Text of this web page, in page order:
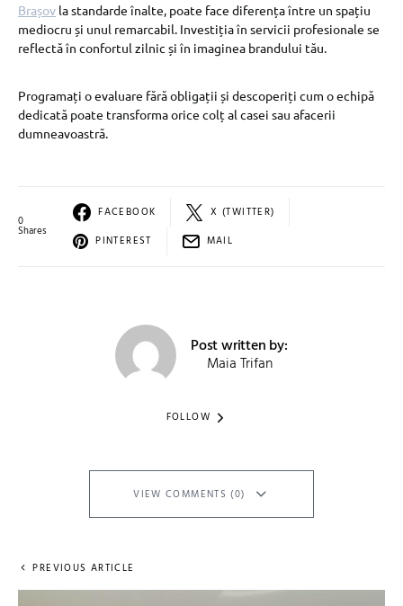
Brașov la standarde înalte, poate face diferența între un spațiu
mediocru și unul remarcabil. Investiția în servicii profesionale se
reflectă în confortul zilnic și în imaginea brandului tău.
Programați o evaluare fără obligații și descoperiți cum o echipă
dedicată poate transforma orice colț al casei sau afacerii
dumneavoastră.
0
Shares
FACEBOOK
X (TWITTER)
PINTEREST
MAIL
Post written by:
Maia Trifan
FOLLOW
VIEW COMMENTS (0)
PREVIOUS ARTICLE